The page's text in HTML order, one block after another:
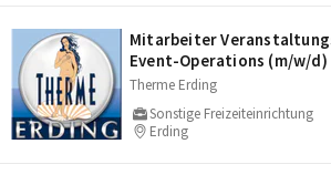
Mitarbeiter
Event-Operations (m/​w/​
Therme Erding
Sonstige Freizeiteinrichtung
Erding